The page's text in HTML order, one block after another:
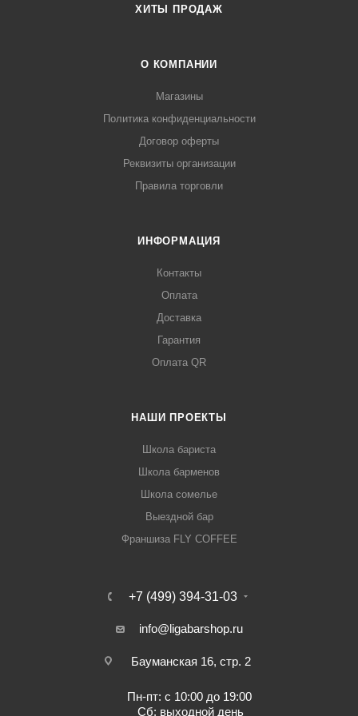
ХИТЫ ПРОДАЖ
О КОМПАНИИ
Магазины
Политика конфиденциальности
Договор оферты
Реквизиты организации
Правила торговли
ИНФОРМАЦИЯ
Контакты
Оплата
Доставка
Гарантия
Оплата QR
НАШИ ПРОЕКТЫ
Школа бариста
Школа барменов
Школа сомелье
Выездной бар
Франшиза FLY COFFEE
+7 (499) 394-31-03
info@ligabarshop.ru
Бауманская 16, стр. 2
Пн-пт: с 10:00 до 19:00
Сб: выходной день